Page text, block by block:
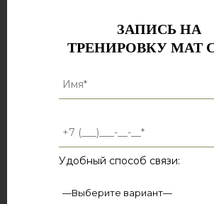
ЗАПИСЬ НА
ТРЕНИРОВКУ MAT
Удобный способ связи: